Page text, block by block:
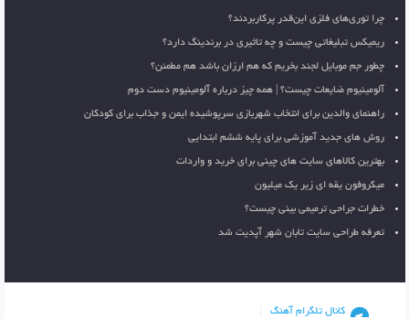
چرا توری‌های فلزی این‌قدر پرکاربردند؟
ریمیکس تبلیغاتی چیست و چه تاثیری در برندینگ دارد؟
چطور جم موبایل لجند بخریم که هم ارزان باشد هم مطمئن؟
آلومینیوم ضایعات چیست؟ | همه چیز درباره آلومینیوم دست دوم
راهنمای والدین برای انتخاب شهربازی سرپوشیده ایمن و جذاب برای کودکان
روش های جدید آموزشی برای پایه ششم ابتدایی
بهترین کالاهای سایت های چینی برای خرید و واردات
میکروفون یقه ای زیر یک میلیون
خطرات جراحی ترمیمی بینی چیست؟
تعرفه طراحی سایت تابان شهر آپدیت شد
کانال تلگرام آهنگ